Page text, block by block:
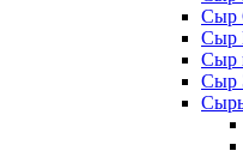
Сыр
Сыр
Сыр